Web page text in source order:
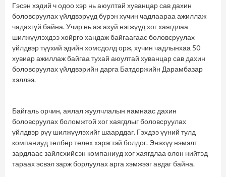
Гэсэн хэдий ч одоо хэр нь аюултай хуванцар сав дахин
боловсруулах үйлдвэрүүд бүрэн хүчин чадлаараа ажиллаж
чадахгүй байна. Учир нь аж ахуй нэгжүүд хог хаягдлаа
шилжүүлэхдээ хойрго хандаж байгаагаас боловсруулах
үйлдвэр түүхий эдийн хомсдолд орж, хүчин чадлынхаа 50
хувиар ажиллаж байгаа тухай аюултай хуванцар сав дахин
боловсруулах үйлдвэрийн дарга Батдоржийн Дарамбазар
хэллээ.
Байгаль орчин, аялал жуулчлалын яамнаас дахин
боловсруулах боломжтой хог хаягдлыг боловсруулах
үйлдвэр рүү шилжүүлэхийг шаарддаг. Гэхдээ үүний тулд
компаниуд төлбөр төлөх хэрэгтэй болдог. Энэхүү нэмэлт
зардлаас зайлсхийсэн компаниуд хог хаягдлаа олон нийтэд
тараах эсвэл зарж борлуулах арга хэмжээг авдаг байна.